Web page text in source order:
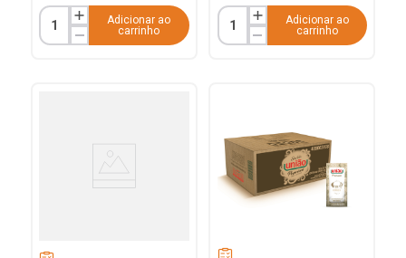
Adicionar ao
carrinho
Adicionar ao
carrinho